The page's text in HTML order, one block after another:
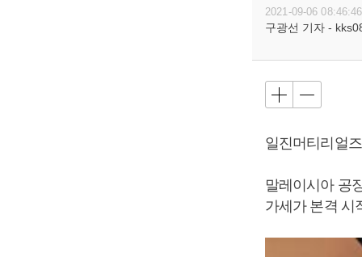
2021-09-06 08:46:46
구광선 기자 -
일진머티리얼
말레이시아 공
가세가 본격 시